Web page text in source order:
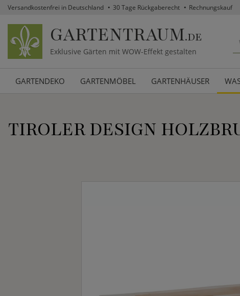
Versandkostenfrei in Deutschland 30 Tage Rückgaberecht Rechnungskauf
GARTENTRAUM.DE
Exklusive Gärten mit WOW-Effekt gestalten
GARTENDEKO GARTENMÖBEL GARTENHÄUSER
TIROLER DESIGN